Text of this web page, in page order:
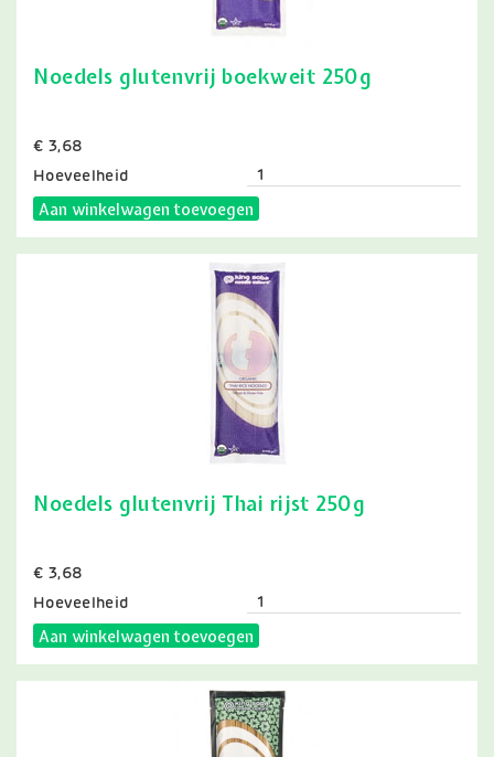
Noedels glutenvrij boekweit 250g
Prijs
€ 3,68
Hoeveelheid
Aan winkelwagen toevoegen
Noedels glutenvrij Thai rijst 250g
Prijs
€ 3,68
Hoeveelheid
Aan winkelwagen toevoegen